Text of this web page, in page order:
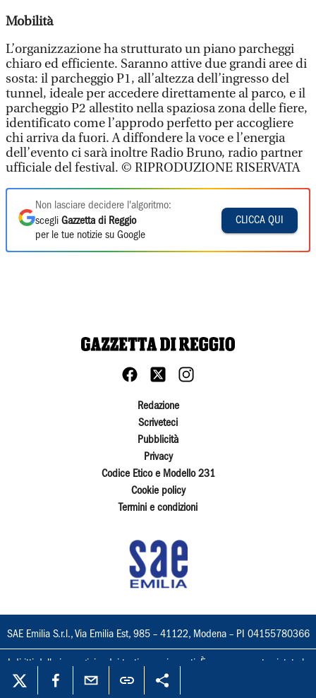
Mobilità
L’organizzazione ha strutturato un piano parcheggi
chiaro ed efficiente. Saranno attive due grandi aree di
sosta: il parcheggio P1, all’altezza dell’ingresso del
tunnel, ideale per accedere direttamente al parco, e il
parcheggio P2 allestito nella spaziosa zona delle fiere,
identificato come l’approdo perfetto per accogliere
chi arriva da fuori. A diffondere la voce e l’energia
dell’evento ci sarà inoltre Radio Bruno, radio partner
ufficiale del festival. © RIPRODUZIONE RISERVATA
Non lasciare decidere l'algoritmo:
scegli Gazzetta di Reggio
per le tue notizie su Google
CLICCA QUI
Redazione
Scriveteci
Pubblicità
Privacy
Codice Etico e Modello 231
Cookie policy
Termini e condizioni
SAE Emilia S.r.l., Via Emilia Est, 985 – 41122, Modena – PI 04155780366
I diritti delle immagini e dei testi sono riservati. È espressamente vietata la
loro riproduzione con qualsiasi mezzo e l'adattamento totale o parziale.